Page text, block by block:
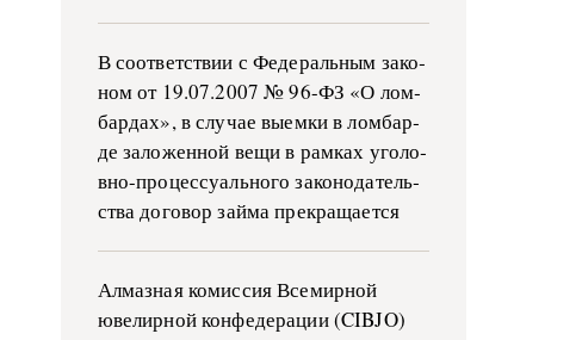
В со­о­т­вет­ствии с Фе­де­раль­ным за­ко­
ном от 19.07.2007 № 96-ФЗ «О ло­м­
бар­дах», в слу­чае вы­е­м­ки в ло­м­бар­
де за­ло­жен­ной ве­щи в ра­м­ках уго­ло­
в­но-­про­цес­су­аль­но­го за­ко­но­да­тель­
ства до­го­вор зай­ма пре­кра­ща­ет­ся
Алмазная комиссия Всемирной
ювелирной конфедерации (CIBJO)